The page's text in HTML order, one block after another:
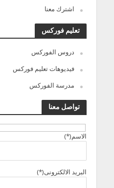
اشترك معنا
تعليم فوركس
دروس الفوركس
فيديوهات تعليم فوركس
مدرسة الفوركس
تواصل معنا
الاسم(*)
البريد الالكترونى(*)